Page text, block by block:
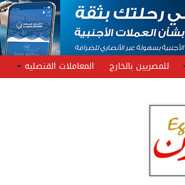
للمصريين بالخارج المعاملات القنصليه